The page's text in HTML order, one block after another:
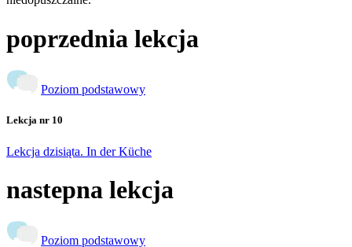
poprzednia lekcja
Poziom podstawowy
Lekcja nr 10
Lekcja dzisiąta. In der Küche
nastepna lekcja
Poziom podstawowy